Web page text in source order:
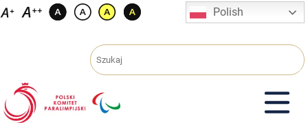
Przejdź
Polish